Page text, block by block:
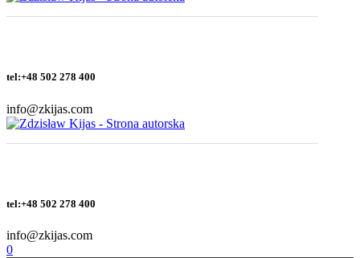
tel:+48 502 278 400
info@zkijas.com
tel:+48 502 278 400
info@zkijas.com
0